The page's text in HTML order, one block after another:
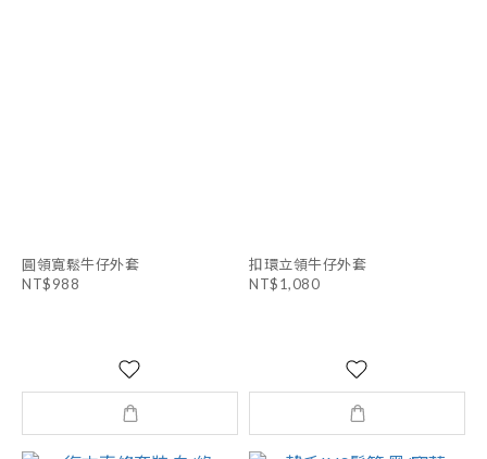
圓領寬鬆牛仔外套
NT$988
扣環立領牛仔外套
NT$1,080